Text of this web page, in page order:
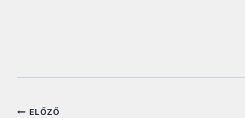
ELŐZŐ